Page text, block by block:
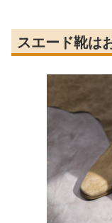
スエード靴は